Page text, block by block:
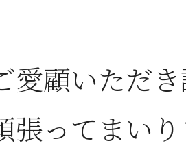
愛顧いただ
張ってまい